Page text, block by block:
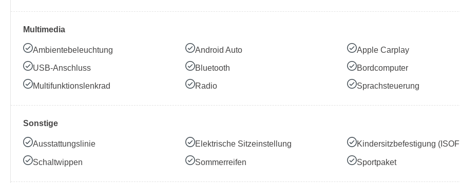
Multimedia
Ambientebeleuchtung Android Auto Apple Carplay
USB-Anschluss Bluetooth Bordcomputer
Multifunktionslenkrad Radio Sprachsteuerung
Sonstige
Ausstattungslinie Elektrische Sitzeinstellung Kindersitzbefestigung
Schaltwippen Sommerreifen Sportpaket